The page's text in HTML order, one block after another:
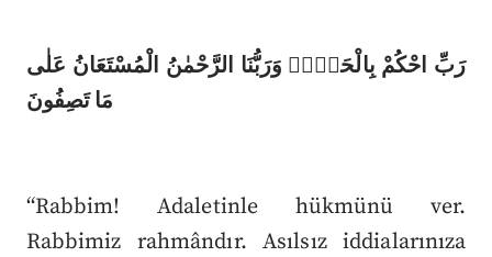
رَبِّ احْكُمْ بِالْحَقِّۜ وَرَبُّنَا الرَّحْمٰنُ الْمُسْتَعَانُ عَلٰى
مَا تَصِفُونَ
“Rabbim! Adaletinle hükmünü ver.
Rabbimiz rahmândır. Asılsız iddialarınıza